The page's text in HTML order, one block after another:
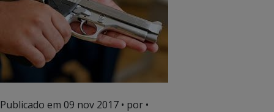
Publicado em 09 nov 2017 • por •